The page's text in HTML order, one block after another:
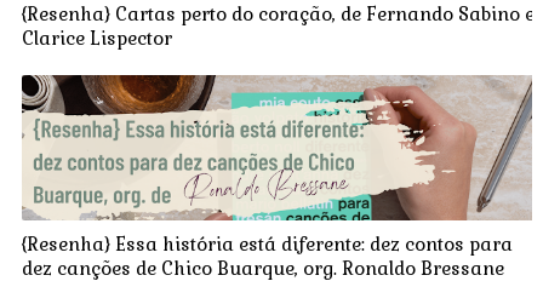
{Resenha} Cartas perto do coração, de Fernando Sabino e
Clarice Lispector
{Resenha} Essa história está diferente: dez contos para
dez canções de Chico Buarque, org. Ronaldo Bressane